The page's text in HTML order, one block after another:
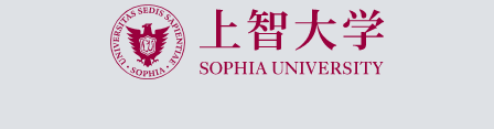
上智大学 Sophia University